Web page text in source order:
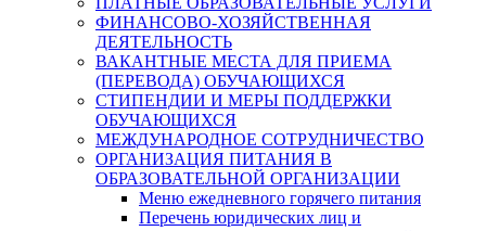
ФИНАНСОВО-ХОЗЯЙСТВЕННАЯ
ДЕЯТЕЛЬНОСТЬ
ВАКАНТНЫЕ МЕСТА ДЛЯ ПРИЕМА
(ПЕРЕВОДА) ОБУЧАЮЩИХСЯ
СТИПЕНДИИ И МЕРЫ ПОДДЕРЖКИ
ОБУЧАЮЩИХСЯ
МЕЖДУНАРОДНОЕ СОТРУДНИЧЕСТВО
ОРГАНИЗАЦИЯ ПИТАНИЯ В
ОБРАЗОВАТЕЛЬНОЙ ОРГАНИЗАЦИИ
Меню ежедневного горячего питания
Перечень юридических лиц и